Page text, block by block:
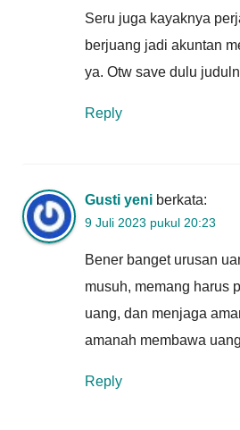
Seru juga kayaknya
berjuang jadi akuntan
ya. Otw save dulu
Reply
Gusti yeni berkata:
9 Juli 2023 pukul 20:23
Bener banget urusan
musuh, memang harus
uang, dan menjaga
amanah membawa
Reply